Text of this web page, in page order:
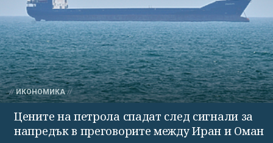
ИКОНОМИКА
Цените на петрола спадат след сигнали за
напредък в преговорите между Иран и Оман